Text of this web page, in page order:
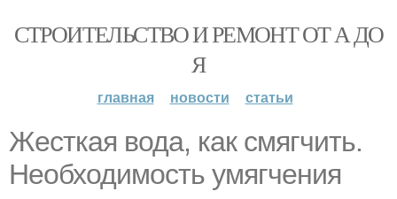
СТРОИТЕЛЬСТВО И РЕМОНТ ОТ А ДО
Я
главная новости статьи
Жесткая вода, как смягчить.
Необходимость умягчения